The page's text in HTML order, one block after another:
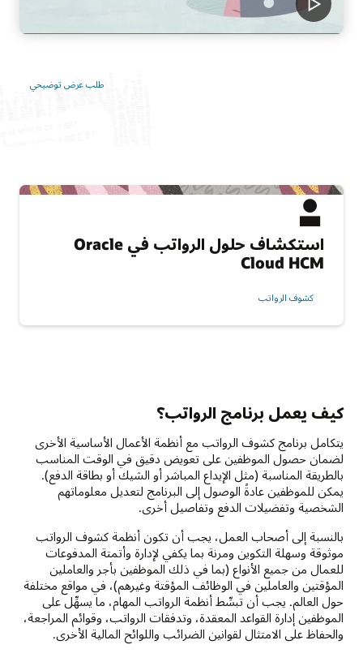
طلب عرض توضيحي
استكشاف حلول الرواتب في Oracle
Cloud HCM
كشوف الرواتب
كيف يعمل برنامج الرواتب؟
يتكامل برنامج كشوف الرواتب مع أنظمة الأعمال الأساسية الأخرى
لضمان حصول الموظفين على تعويض دقيق في الوقت المناسب
بالطريقة المناسبة (مثل الإيداع المباشر أو الشيك أو بطاقة الدفع).
يمكن للموظفين عادةً الوصول إلى البرنامج لتعديل معلوماتهم
الشخصية وتفضيلات الدفع وتفاصيل أخرى.
بالنسبة إلى أصحاب العمل، يجب أن تكون أنظمة كشوف الرواتب
موثوقة وسهلة التكوين ومرنة بما يكفي لإدارة وأتمتة المدفوعات
للعمال من جميع الأنواع (بما في ذلك الموظفين بأجر والعاملين
المؤقتين والعاملين في الوظائف المؤقتة وغيرهم)، في مواقع مختلفة
حول العالم. يجب أن تبسِّط أنظمة الرواتب المهام، ما يسهِّل على
الموظفين إدارة القواعد المعقدة، وتدفقات الرواتب، وقوائم المراجعة،
والحفاظ على الامتثال لقوانين الضرائب واللوائح المالية الأخرى.